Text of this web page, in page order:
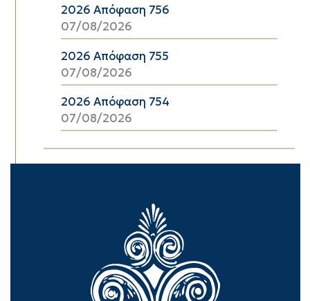
2026 Απόφαση 756
07/08/2026
2026 Απόφαση 755
07/08/2026
2026 Απόφαση 754
07/08/2026